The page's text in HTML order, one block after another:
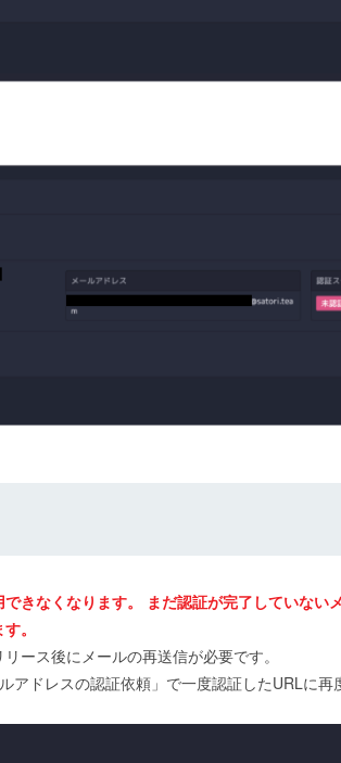
きなくなります。 まだ認証が完了していな
。
ース後にメールの再送信が必要です。
アドレスの認証依頼」で一度認証したURLに